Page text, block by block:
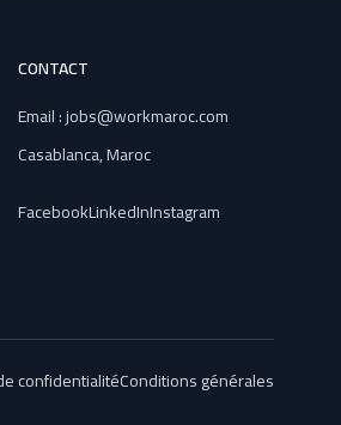
CONTACT
Email : jobs@workmaroc.com
Casablanca, Maroc
FacebookLinkedInInstagram
confidentialitéConditions générales